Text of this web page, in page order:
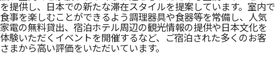
を提供し、日本での新たな滞在スタイルを提案しています。室内で
食事を楽しむことができるよう調理器具や食器等を常備し、人気
家電の無料貸出、宿泊ホテル周辺の観光情報の提供や日本文化を
体験いただくイベントを開催するなど、ご宿泊された多くのお客
さまから高い評価をいただいています。